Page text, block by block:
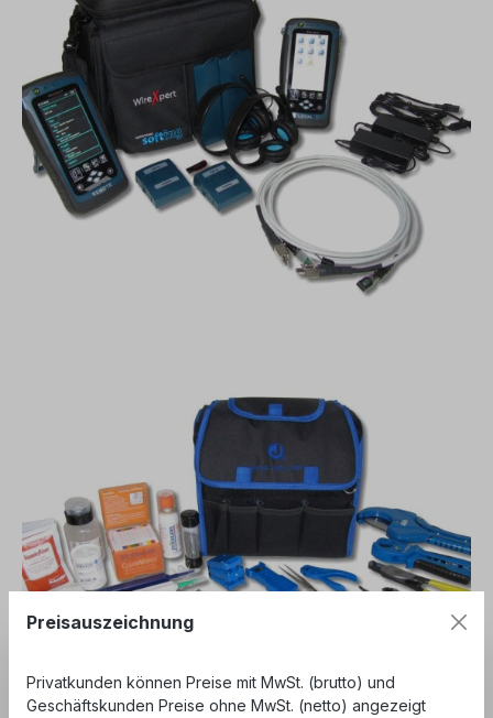
Preisauszeichnung
Privatkunden können Preise mit MwSt. (brutto) und
Geschäftskunden Preise ohne MwSt. (netto) angezeigt